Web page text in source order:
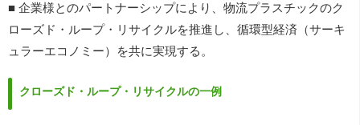
■ 企業様とのパートナーシップにより、物流プラスチックのク
ローズド・ループ・リサイクルを推進し、循環型経済（サーキ
ュラーエコノミー）を共に実現する。
クローズド・ループ・リサイクルの一例